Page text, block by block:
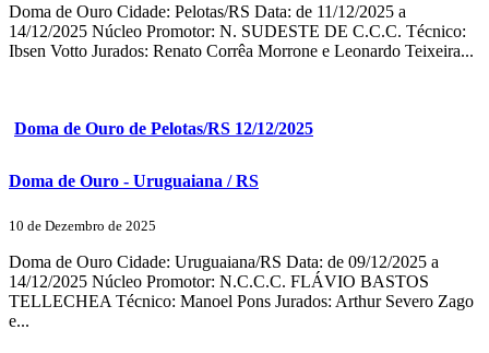
Doma de Ouro Cidade: Pelotas/RS Data: de 11/12/2025 a
14/12/2025 Núcleo Promotor: N. SUDESTE DE C.C.C. Técnico:
Ibsen Votto Jurados: Renato Corrêa Morrone e Leonardo Teixeira...
Doma de Ouro de Pelotas/RS 12/12/2025
Doma de Ouro - Uruguaiana / RS
10 de Dezembro de 2025
Doma de Ouro Cidade: Uruguaiana/RS Data: de 09/12/2025 a
14/12/2025 Núcleo Promotor: N.C.C.C. FLÁVIO BASTOS
TELLECHEA Técnico: Manoel Pons Jurados: Arthur Severo Zago
e...